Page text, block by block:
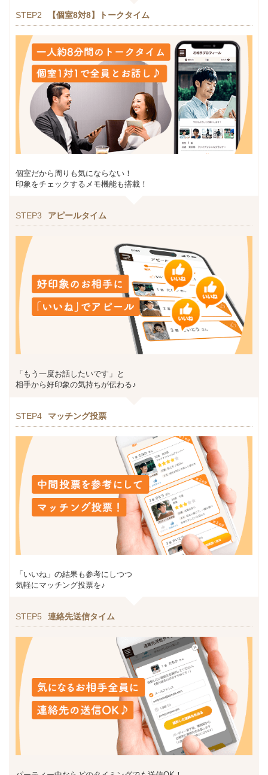
STEP2 【個室8対8】トークタイム
個室だから周りも気にならない！
印象をチェックするメモ機能も搭載！
STEP3 アピールタイム
「もう一度お話したいです」と
相手から好印象の気持ちが伝わる♪
STEP4 マッチング投票
「いいね」の結果も参考にしつつ
気軽にマッチング投票を♪
STEP5 連絡先送信タイム